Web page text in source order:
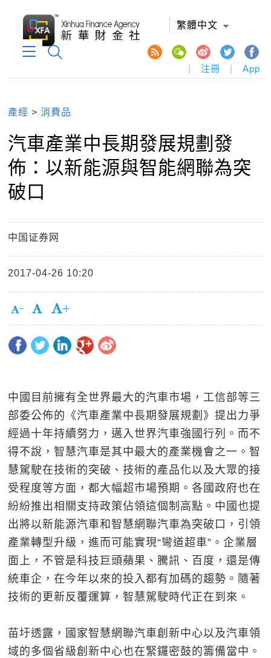
繁體中文
注冊 App
產經 >消費品
汽車產業中長期發展規劃發
佈：以新能源與智能網聯為突
破口
中国证券网
2017-04-26 10:20
中國目前擁有全世界最大的汽車市場，工信部等三
部委公佈的《汽車產業中長期發展規劃》提出力爭
經過十年持續努力，邁入世界汽車強國行列。而不
得不說，智慧汽車是其中最大的產業機會之一。智
慧駕駛在技術的突破、技術的產品化以及大眾的接
受程度等方面，都大幅超市場預期。各國政府也在
紛紛推出相關支持政策佔領這個制高點。中國也提
出將以新能源汽車和智慧網聯汽車為突破口，引領
產業轉型升級，進而可能實現“彎道超車”。企業層
面上，不管是科技巨頭蘋果、騰訊、百度，還是傳
統車企，在今年以來的投入都有加碼的趨勢。隨著
技術的更新反覆運算，智慧駕駛時代正在到來。
苗圩透露，國家智慧網聯汽車創新中心以及汽車領
域的多個省級創新中心也在緊鑼密鼓的籌備當中。